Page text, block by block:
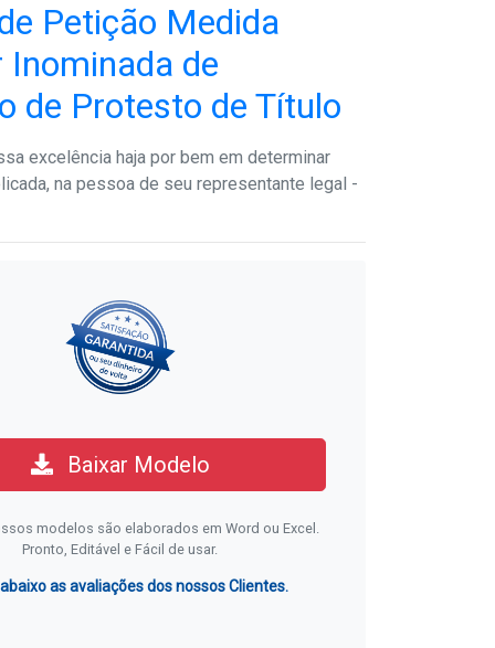
Petição Medida
Inominada de
de Protesto de Título
excelência haja por bem em determinar
na pessoa de seu representante legal -
Baixar Modelo
modelos são elaborados em Word ou Excel.
Pronto, Editável e Fácil de usar.
abaixo as avaliações dos nossos Clientes.